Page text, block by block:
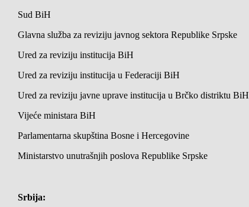
Sud BiH
Glavna služba za reviziju javnog sektora Republike Srpske
Ured za reviziju institucija BiH
Ured za reviziju institucija u Federaciji BiH
Ured za reviziju javne uprave institucija u Brčko distriktu BiH
Vijeće ministara BiH
Parlamentarna skupština Bosne i Hercegovine
Ministarstvo unutrašnjih poslova Republike Srpske
Srbija: